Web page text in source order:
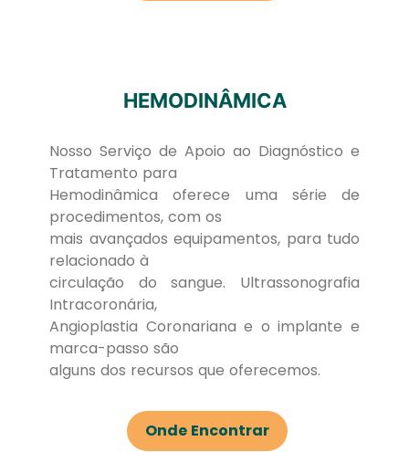
HEMODINÂMICA
Nosso Serviço de Apoio ao Diagnóstico e
Tratamento para
Hemodinâmica oferece uma série de
procedimentos, com os
mais avançados equipamentos, para tudo
relacionado à
circulação do sangue. Ultrassonografia
Intracoronária,
Angioplastia Coronariana e o implante e
marca-passo são
alguns dos recursos que oferecemos.
Onde Encontrar